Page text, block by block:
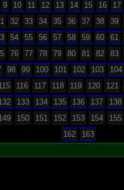
9 10 11 12 13 14 15 16 17
32 33 34 35 36 37 38 39
54 55 56 57 58 59 60 61
76 77 78 79 80 81 82 83
98 99 100 101 102 103 104
116 117 118 119 120 121
133 134 135 136 137 138
150 151 152 153 154 155
162
163